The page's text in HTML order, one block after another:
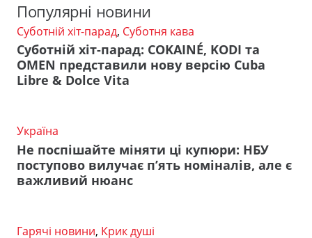
Популярні новини
Суботній хіт-парад, Суботня кава
Суботній хіт-парад: COKAINÉ, KODI та
OMEN представили нову версію Cuba
Libre & Dolce Vita
Україна
Не поспішайте міняти ці купюри: НБУ
поступово вилучає п’ять номіналів, але є
важливий нюанс
Гарячі новини, Крик душі